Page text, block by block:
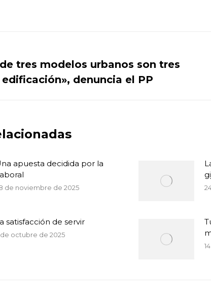
tres modelos urbanos son tres
denuncia el PP
apuesta decidida por la
de noviembre de 2025
satisfacción de servir
octubre de 2025